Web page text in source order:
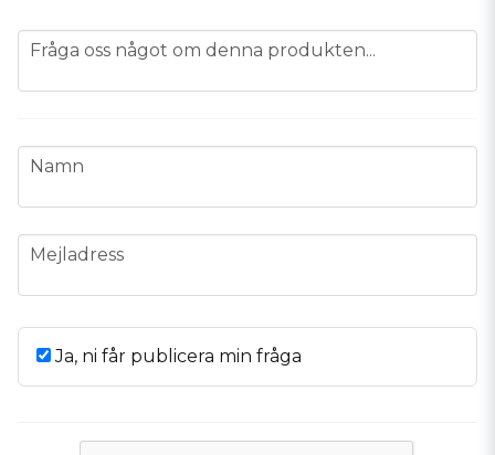
question
Fråga oss något om denna produkten...
name
Namn
email
Mejladress
Ja, ni får publicera min fråga